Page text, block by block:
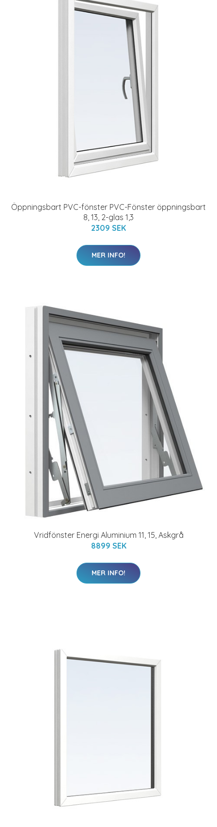
Öppningsbart PVC-fönster PVC-Fönster öppningsbart
8, 13, 2-glas 1,3
2309 SEK
MER INFO!
Vridfönster Energi Aluminium 11, 15, Askgrå
8899 SEK
MER INFO!